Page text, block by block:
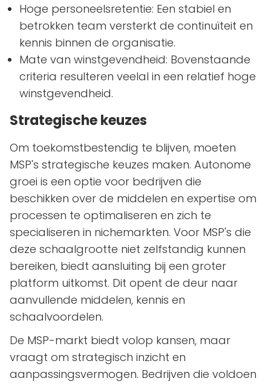
Hoge personeelsretentie: Een stabiel en
betrokken team versterkt de continuïteit en
kennis binnen de organisatie.
Mate van winstgevendheid: Bovenstaande
criteria resulteren veelal in een relatief hoge
winstgevendheid.
Strategische keuzes
Om toekomstbestendig te blijven, moeten
MSP's strategische keuzes maken. Autonome
groei is een optie voor bedrijven die
beschikken over de middelen en expertise om
processen te optimaliseren en zich te
specialiseren in nichemarkten. Voor MSP's die
deze schaalgrootte niet zelfstandig kunnen
bereiken, biedt aansluiting bij een groter
platform uitkomst. Dit opent de deur naar
aanvullende middelen, kennis en
schaalvoordelen.
De MSP-markt biedt volop kansen, maar
vraagt om strategisch inzicht en
aanpassingsvermogen. Bedrijven die voldoen